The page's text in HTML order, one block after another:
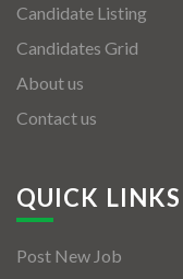
Candidate Listing
Candidates Grid
About us
Contact us
QUICK LINKS
Post New Job